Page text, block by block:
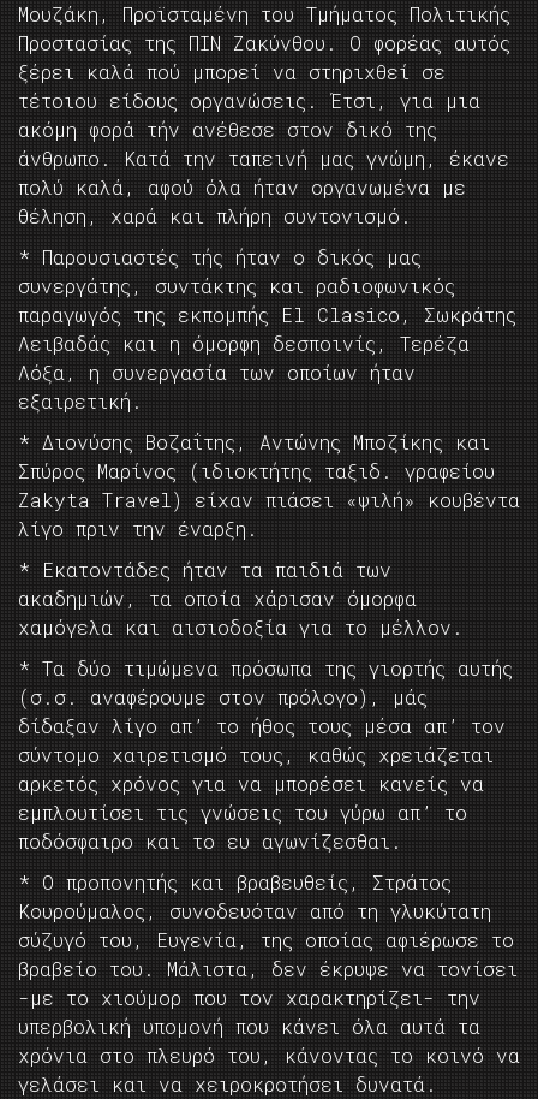
Μουζάκη, Προϊσταμένη του Τμήματος Πολιτικής
Προστασίας της ΠΙΝ Ζακύνθου. Ο φορέας αυτός
ξέρει καλά πού μπορεί να στηριχθεί σε
τέτοιου είδους οργανώσεις. Έτσι, για μια
ακόμη φορά τήν ανέθεσε στον δικό της
άνθρωπο. Κατά την ταπεινή μας γνώμη, έκανε
πολύ καλά, αφού όλα ήταν οργανωμένα με
θέληση, χαρά και πλήρη συντονισμό.
* Παρουσιαστές τής ήταν ο δικός μας
συνεργάτης, συντάκτης και ραδιοφωνικός
παραγωγός της εκπομπής El Clasico, Σωκράτης
Λειβαδάς και η όμορφη δεσποινίς, Τερέζα
Λόξα, η συνεργασία των οποίων ήταν
εξαιρετική.
* Διονύσης Βοζαΐτης, Αντώνης Μποζίκης και
Σπύρος Μαρίνος (ιδιοκτήτης ταξιδ. γραφείου
Zakyta Travel) είχαν πιάσει «ψιλή» κουβέντα
λίγο πριν την έναρξη.
* Εκατοντάδες ήταν τα παιδιά των
ακαδημιών, τα οποία χάρισαν όμορφα
χαμόγελα και αισιοδοξία για το μέλλον.
* Τα δύο τιμώμενα πρόσωπα της γιορτής αυτής
(σ.σ. αναφέρουμε στον πρόλογο), μάς
δίδαξαν λίγο απ’ το ήθος τους μέσα απ’ τον
σύντομο χαιρετισμό τους, καθώς χρειάζεται
αρκετός χρόνος για να μπορέσει κανείς να
εμπλουτίσει τις γνώσεις του γύρω απ’ το
ποδόσφαιρο και το ευ αγωνίζεσθαι.
* Ο προπονητής και βραβευθείς, Στράτος
Κουρούμαλος, συνοδευόταν από τη γλυκύτατη
σύζυγό του, Ευγενία, της οποίας αφιέρωσε το
βραβείο του. Μάλιστα, δεν έκρυψε να τονίσει
-με το χιούμορ που τον χαρακτηρίζει- την
υπερβολική υπομονή που κάνει όλα αυτά τα
χρόνια στο πλευρό του, κάνοντας το κοινό να
γελάσει και να χειροκροτήσει δυνατά.